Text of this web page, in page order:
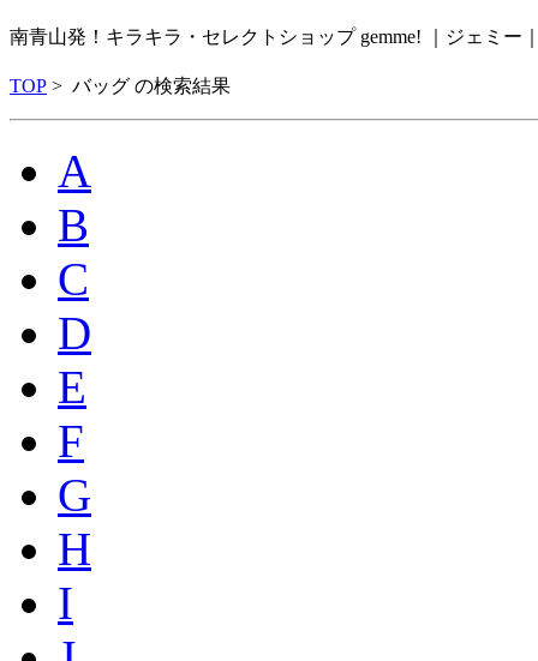
南青山発！キラキラ・セレクトショップ gemme! ｜ジェミー
TOP > バッグ の検索結果
A
B
C
D
E
F
G
H
I